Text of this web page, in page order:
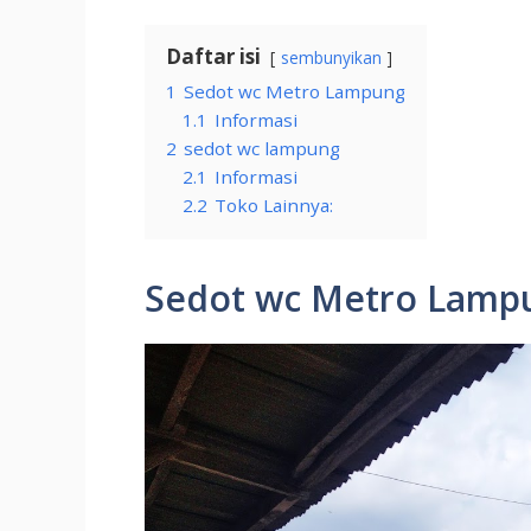
Daftar isi sembunyikan
1 Sedot wc Metro Lampung
1.1 Informasi
2 sedot wc lampung
2.1 Informasi
2.2 Toko Lainnya:
Sedot wc Metro